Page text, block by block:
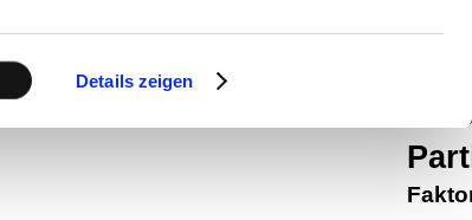
Details zeigen